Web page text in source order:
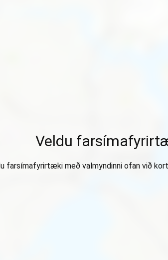
Veldu
farsímafyrirtæki með valmyndinni ofan við